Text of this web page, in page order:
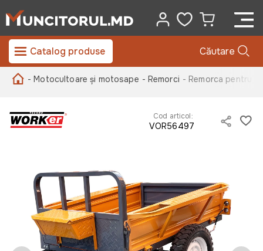
Catalog produse Căutare
- Motocultoare și motosape - Remorci - Remorca pentru
Cod articol:
VOR56497